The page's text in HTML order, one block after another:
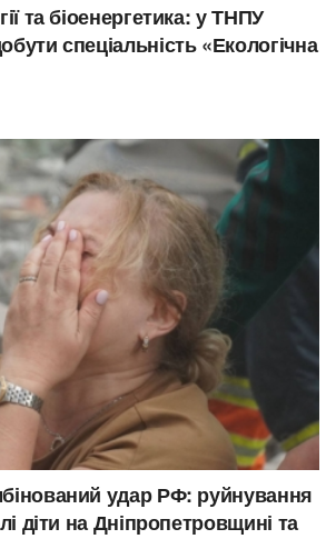
та біоенергетика: у ТНПУ
спеціальність «Екологічна
удар РФ: руйнування
діти на Дніпропетровщині та